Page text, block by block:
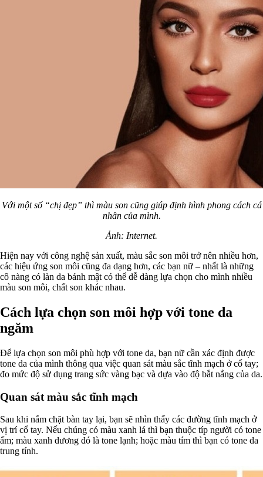
Với một số “chị đẹp” thì màu son cũng giúp định hình phong cách cá
nhân của mình.
Ảnh: Internet.
Hiện nay với công nghệ sản xuất, màu sắc son môi trở nên nhiều hơn,
các hiệu ứng son môi cũng đa dạng hơn, các bạn nữ – nhất là những
cô nàng có làn da bánh mật có thể dễ dàng lựa chọn cho mình nhiều
màu son môi, chất son khác nhau.
Cách lựa chọn son môi hợp với tone da
ngăm
Để lựa chọn son môi phù hợp với tone da, bạn nữ cần xác định được
tone da của mình thông qua việc quan sát màu sắc tĩnh mạch ở cổ tay;
đo mức độ sử dụng trang sức vàng bạc và dựa vào độ bắt nắng của da.
Quan sát màu sắc tĩnh mạch
Sau khi nắm chặt bàn tay lại, bạn sẽ nhìn thấy các đường tĩnh mạch ở
vị trí cổ tay. Nếu chúng có màu xanh lá thì bạn thuộc típ người có tone
ấm; màu xanh dương đó là tone lạnh; hoặc màu tím thì bạn có tone da
trung tính.